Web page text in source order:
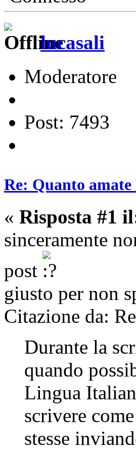
lucasali
Moderatore
Post: 7493
Re: Quanto
« Risposta #1
sinceramente
post
giusto per non
Citazione da:
Durante la
quando
Lingua
scrivere
stesse